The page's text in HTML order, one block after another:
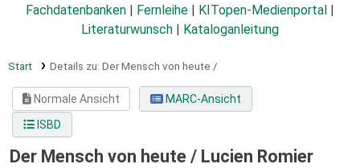
Fachdatenbanken
Fernleihe KITopen-Medienportal
Literaturwunsch
Kataloganleitung
Start Details zu: Der Mensch von heute /
Normale Ansicht
MARC-Ansicht
ISBD
Der Mensch von heute / Lucien Romier